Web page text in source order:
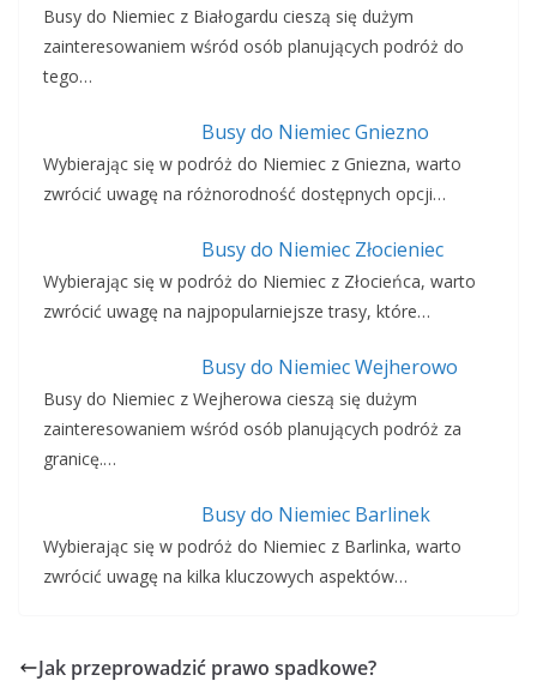
Busy do Niemiec z Białogardu cieszą się dużym
zainteresowaniem wśród osób planujących podróż do
tego…
Busy do Niemiec Gniezno
Wybierając się w podróż do Niemiec z Gniezna, warto
zwrócić uwagę na różnorodność dostępnych opcji…
Busy do Niemiec Złocieniec
Wybierając się w podróż do Niemiec z Złocieńca, warto
zwrócić uwagę na najpopularniejsze trasy, które…
Busy do Niemiec Wejherowo
Busy do Niemiec z Wejherowa cieszą się dużym
zainteresowaniem wśród osób planujących podróż za
granicę.…
Busy do Niemiec Barlinek
Wybierając się w podróż do Niemiec z Barlinka, warto
zwrócić uwagę na kilka kluczowych aspektów…
Jak przeprowadzić prawo spadkowe?